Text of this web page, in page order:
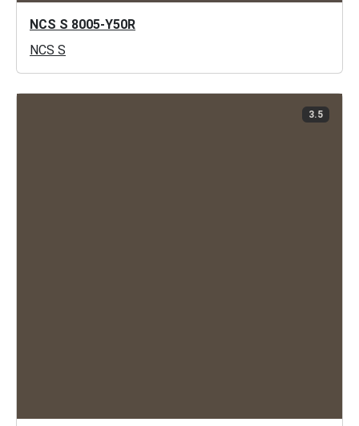
NCS S 8005-Y50R
NCS S
3.5